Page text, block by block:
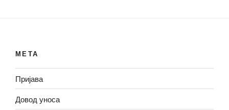
МЕТА
Пријава
Довод уноса